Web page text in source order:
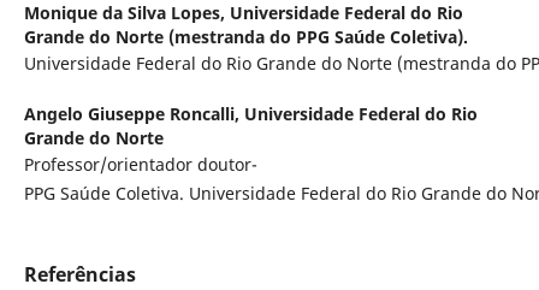
Monique da Silva Lopes, Universidade Federal do Rio
Grande do Norte (mestranda do PPG Saúde Coletiva).
Universidade Federal do Rio Grande do Norte (mestranda do
Angelo Giuseppe Roncalli, Universidade Federal do Rio
Grande do Norte
Professor/orientador doutor-
PPG Saúde Coletiva. Universidade Federal do Rio Grande do
Referências